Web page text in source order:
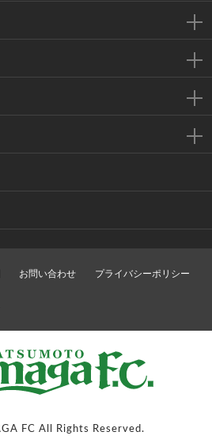
お問い合わせ プライバシーポリシー
FC All Rights Reserved.